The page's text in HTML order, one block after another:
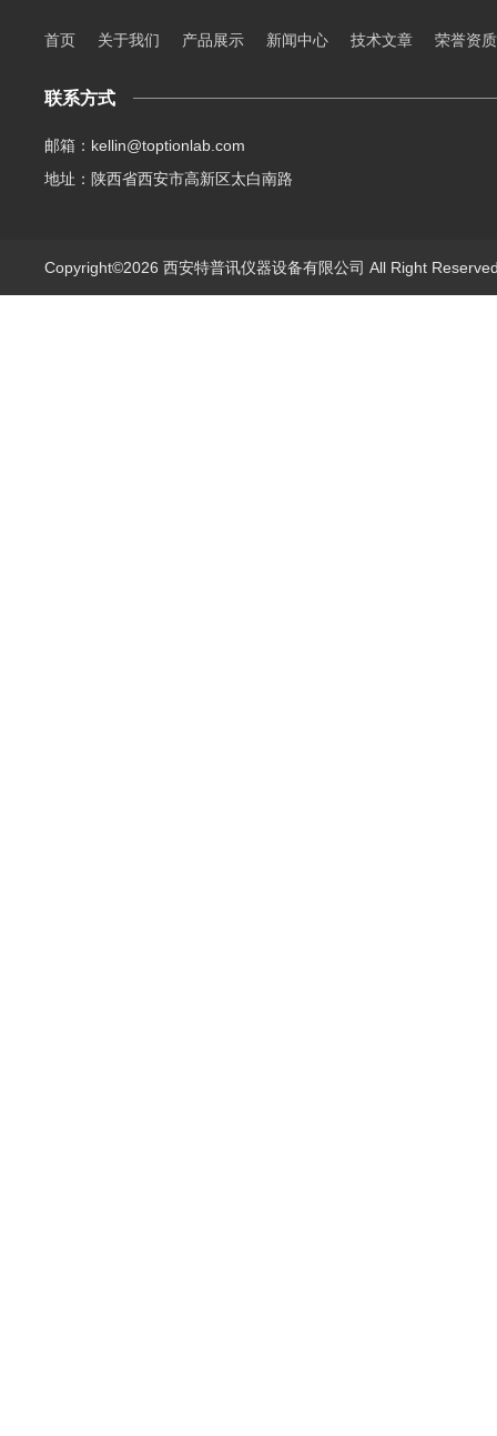
首页 关于我们 产品展示 新闻中心 技术文章 荣誉资质
联系方式
邮箱：kellin@toptionlab.com
地址：陕西省西安市高新区太白南路
Copyright©2026 西安特普讯仪器设备有限公司 All Right